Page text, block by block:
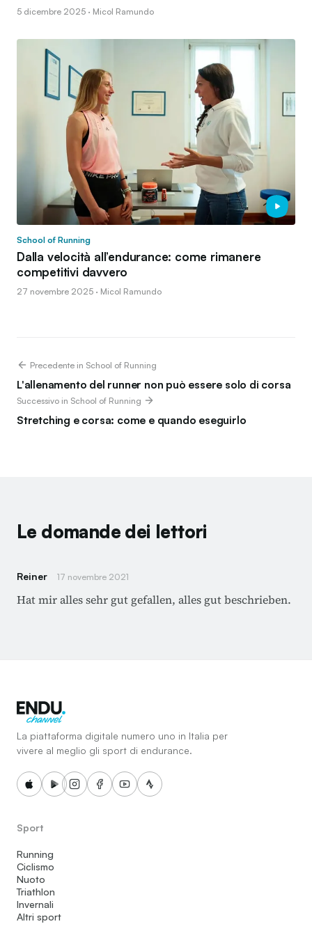
5 dicembre 2025 · Micol Ramundo
School of Running
Dalla velocità all’endurance: come rimanere
competitivi davvero
27 novembre 2025 · Micol Ramundo
Precedente in School of Running
L'allenamento del runner non può essere solo di corsa
Successivo in School of Running
Stretching e corsa: come e quando eseguirlo
Le domande dei lettori
Reiner 17 novembre 2021
Hat mir alles sehr gut gefallen, alles gut beschrieben.
La piattaforma digitale numero uno in Italia per
vivere al meglio gli sport di endurance.
Sport
Running
Ciclismo
Nuoto
Triathlon
Invernali
Altri sport